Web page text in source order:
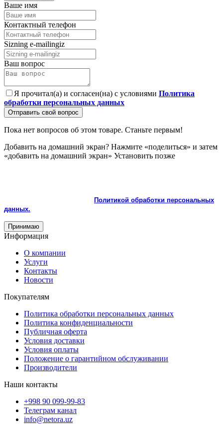
Ваше имя
Контактный телефон
Sizning e-mailingiz
Ваш вопрос
Я прочитал(а) и согласен(на) с условиями Политика
обработки персональных данных
Отправить свой вопрос
Пока нет вопросов об этом товаре. Станьте первым!
Добавить на домашний экран? Нажмите «поделиться» и затем
«добавить на домашний экран» Установить позже
Политикой обработки персональных
данных.
Принимаю
Информация
О компании
Услуги
Контакты
Новости
Покупателям
Политика обработки персональных данных
Политика конфиденциальности
Публичная оферта
Условия доставки
Условия оплаты
Положение о гарантийном обслуживании
Производители
Наши контакты
+998 90 099-99-83
Телеграм канал
info@netora.uz